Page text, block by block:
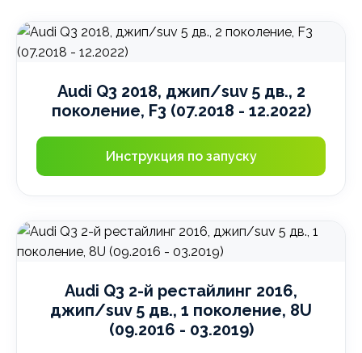
Audi Q3 2018, джип/suv 5 дв., 2
поколение, F3 (07.2018 - 12.2022)
Инструкция по запуску
Audi Q3 2-й рестайлинг 2016,
джип/suv 5 дв., 1 поколение, 8U
(09.2016 - 03.2019)